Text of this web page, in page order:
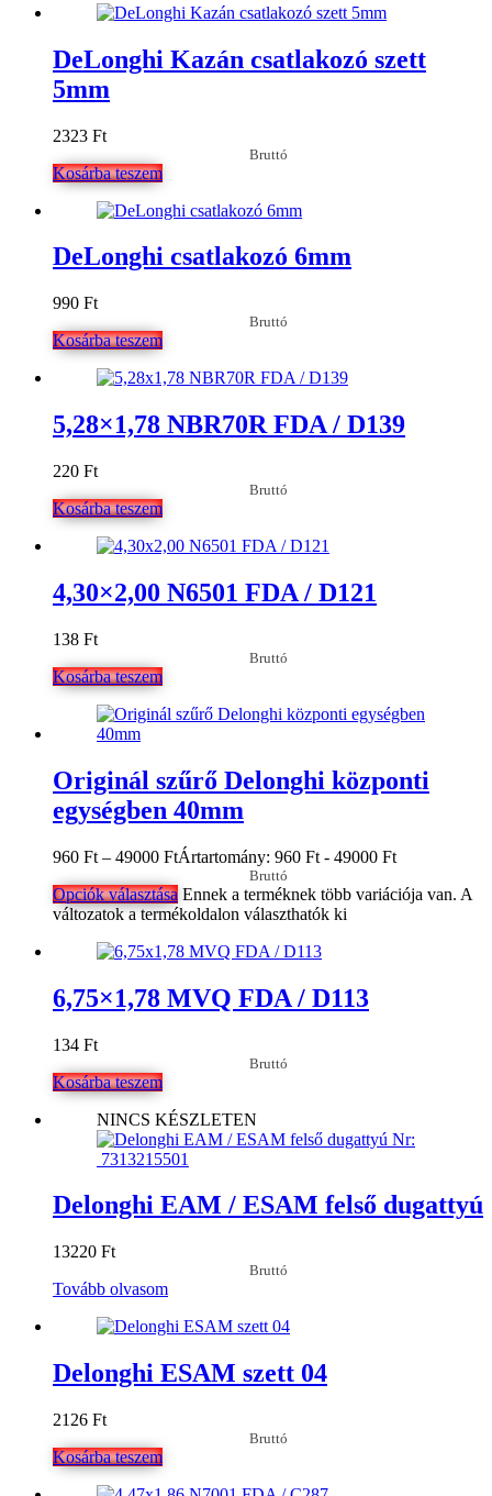
DeLonghi Kazán csatlakozó szett
5mm
2323 Ft
Bruttó
Kosárba teszem
DeLonghi csatlakozó 6mm
990 Ft
Bruttó
Kosárba teszem
5,28×1,78 NBR70R FDA / D139
220 Ft
Bruttó
Kosárba teszem
4,30×2,00 N6501 FDA / D121
138 Ft
Bruttó
Kosárba teszem
Originál szűrő Delonghi központi
egységben 40mm
960 Ft – 49000 FtÁrtartomány: 960 Ft - 49000 Ft
Bruttó
Opciók választása Ennek a terméknek több variációja van. A
változatok a termékoldalon választhatók ki
6,75×1,78 MVQ FDA / D113
134 Ft
Bruttó
Kosárba teszem
NINCS KÉSZLETEN
Delonghi EAM / ESAM felső dugattyú
13220 Ft
Bruttó
Tovább olvasom
Delonghi ESAM szett 04
2126 Ft
Bruttó
Kosárba teszem